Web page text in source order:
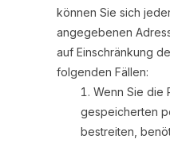
können Sie sich
angegebenen
auf Einschränkung
folgenden Fällen:
Wenn Sie die
gespeicherten
bestreiten,